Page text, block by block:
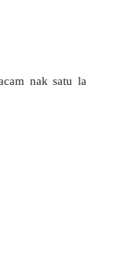
nak satu la